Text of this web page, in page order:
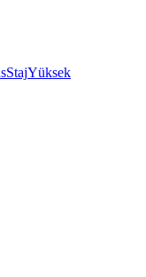
StajYüksek